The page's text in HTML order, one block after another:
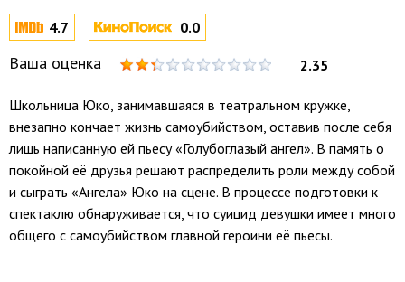
4.7 0.0
Ваша оценка 2.35
Школьница Юко, занимавшаяся в театральном кружке,
внезапно кончает жизнь самоубийством, оставив после себя
лишь написанную ей пьесу «Голубоглазый ангел». В память о
покойной её друзья решают распределить роли между собой
и сыграть «Ангела» Юко на сцене. В процессе подготовки к
спектаклю обнаруживается, что суицид девушки имеет много
общего с самоубийством главной героини её пьесы.